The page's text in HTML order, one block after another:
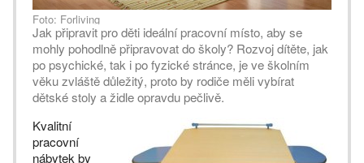
Foto: Forliving
Jak připravit pro děti ideální pracovní místo, aby se
mohly pohodlně připravovat do školy? Rozvoj dítěte, jak
po psychické, tak i po fyzické stránce, je ve školním
věku zvláště důležitý, proto by rodiče měli vybírat
dětské stoly a židle opravdu pečlivě.
Kvalitní
pracovní
nábytek by